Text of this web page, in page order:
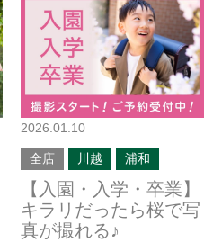
2026.01.10
全店 川越 浦和
【入園・入学・卒業】
キラリだったら桜で写
真が撮れる♪